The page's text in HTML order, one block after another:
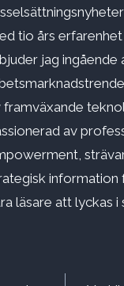
tio års
jag ingående
framväxande
av
information
läsare att lyckas i